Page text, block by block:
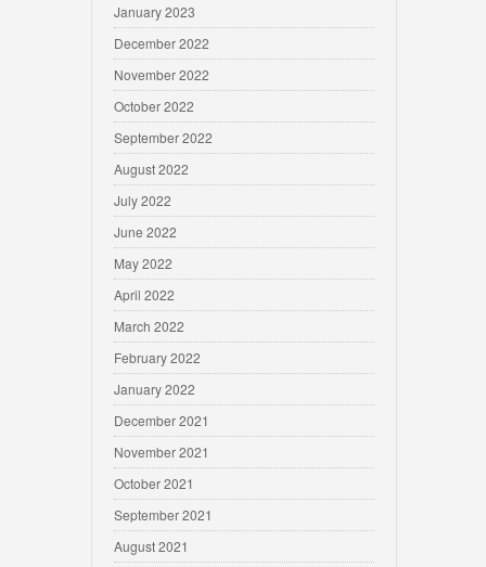
January 2023
December 2022
November 2022
October 2022
September 2022
August 2022
July 2022
June 2022
May 2022
April 2022
March 2022
February 2022
January 2022
December 2021
November 2021
October 2021
September 2021
August 2021